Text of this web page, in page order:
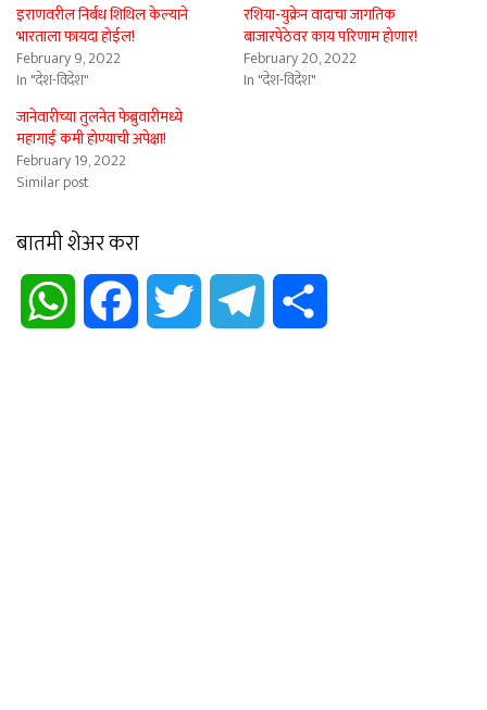
इराणवरील निर्बंध शिथिल केल्याने
भारताला फायदा होईल!
February 9, 2022
In "देश-विदेश"
रशिया-युक्रेन वादाचा जागतिक
बाजारपेठेवर काय परिणाम होणार!
February 20, 2022
In "देश-विदेश"
जानेवारीच्या तुलनेत फेब्रुवारीमध्ये
महागाई कमी होण्याची अपेक्षा!
February 19, 2022
Similar post
बातमी शेअर करा
WhatsApp Facebook Twitter Telegram